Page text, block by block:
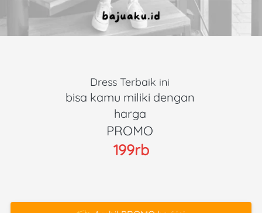
Dress Terbaik ini
bisa kamu miliki dengan
harga
PROMO
199rb